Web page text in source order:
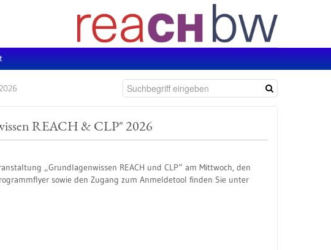
REACH & CLP" 2026
„Grundlagenwissen REACH und CLP“ am Mittwoch, den
sowie den Zugang zum Anmeldetool finden Sie unter